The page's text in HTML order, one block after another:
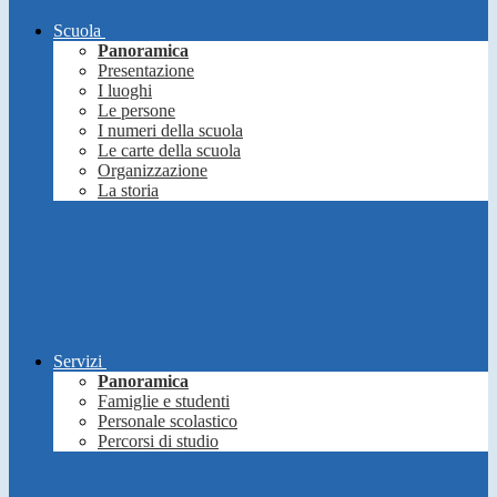
Scuola
Panoramica
Presentazione
I luoghi
Le persone
I numeri della scuola
Le carte della scuola
Organizzazione
La storia
Servizi
Panoramica
Famiglie e studenti
Personale scolastico
Percorsi di studio